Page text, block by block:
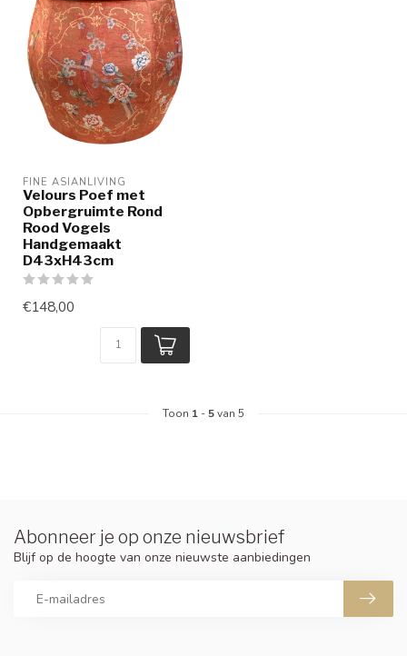
FINE ASIANLIVING
Velours Poef met
Opbergruimte Rond
Rood Vogels
Handgemaakt
D43xH43cm
€148,00
Toon 1 -5van 5
Abonneer je op onze nieuwsbrief
Blijf op de hoogte van onze nieuwste aanbiedingen